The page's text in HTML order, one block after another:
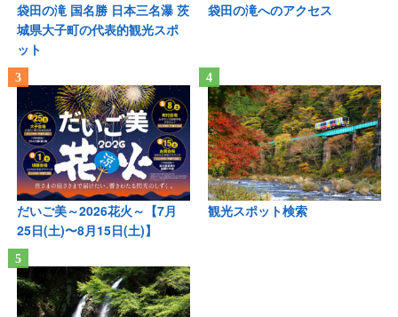
袋田の滝 国名勝 日本三名瀑 茨
城県大子町の代表的観光スポ
ット
袋田の滝へのアクセス
だいご美～2026花火～【7月
25日(土)〜8月15日(土)】
観光スポット検索